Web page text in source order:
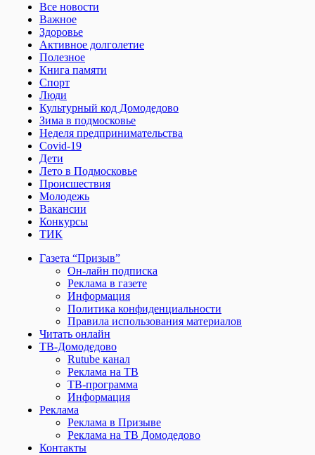
Все новости
Важное
Здоровье
Активное долголетие
Полезное
Книга памяти
Спорт
Люди
Культурный код Домодедово
Зима в подмосковье
Неделя предпринимательства
Covid-19
Дети
Лето в Подмосковье
Происшествия
Молодежь
Вакансии
Конкурсы
ТИК
Газета “Призыв”
Он-лайн подписка
Реклама в газете
Информация
Политика конфиденциальности
Правила использования материалов
Читать онлайн
ТВ-Домодедово
Rutube канал
Реклама на ТВ
ТВ-программа
Информация
Реклама
Реклама в Призыве
Реклама на ТВ Домодедово
Контакты